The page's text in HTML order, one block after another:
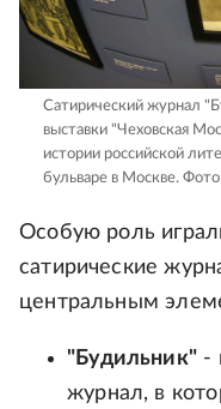
Сатирический журнал
выставки "Чеховская
истории российской
бульваре в Москве.
Особую роль
сатирические
центральным
"Будильник"-
журнал, в